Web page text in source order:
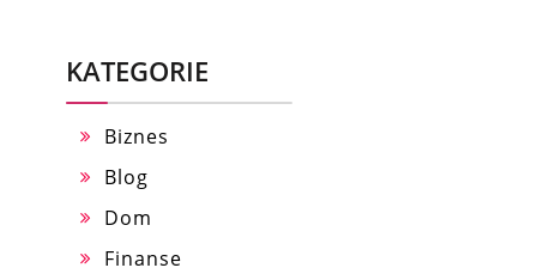
KATEGORIE
Biznes
Blog
Dom
Finanse